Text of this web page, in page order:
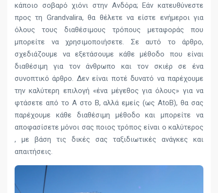
κάποιο σοβαρό χιόνι στην Ανδόρα; Εάν κατευθύνεστε
προς τη Grandvalira, θα θέλετε να είστε ενήμεροι για
όλους τους διαθέσιμους τρόπους μεταφοράς που
μπορείτε να χρησιμοποιήσετε. Σε αυτό το άρθρο,
σχεδιάζουμε να εξετάσουμε κάθε μέθοδο που είναι
διαθέσιμη για τον άνθρωπο και τον σκιέρ σε ένα
συνοπτικό άρθρο. Δεν είναι ποτέ δυνατό να παρέχουμε
την καλύτερη επιλογή «ένα μέγεθος για όλους» για να
φτάσετε από το Α στο Β, αλλά εμείς (ως AtoB), θα σας
παρέχουμε κάθε διαθέσιμη μέθοδο και μπορείτε να
αποφασίσετε μόνοι σας ποιος τρόπος είναι ο καλύτερος
, με βάση τις δικές σας ταξιδιωτικές ανάγκες και
απαιτήσεις.